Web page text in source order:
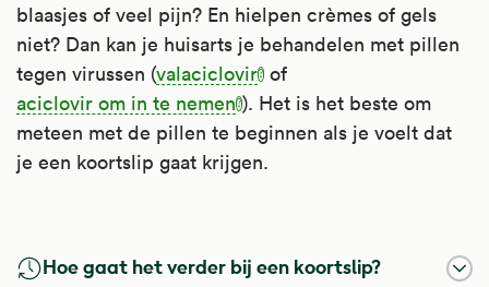
blaasjes of veel pijn? En hielpen crèmes of gels
niet? Dan kan je huisarts je behandelen met pillen
tegen virussen (valaciclovir of
aciclovir om in te nemen ). Het is het beste om
meteen met de pillen te beginnen als je voelt dat
je een koortslip gaat krijgen.
Hoe gaat het verder bij een koortslip?